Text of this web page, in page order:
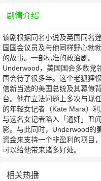
剧情介绍
该剧根据同名小说及英国同名
国国会议员及与他同样野心勃
的故事。一部标准的政治剧。
Underwood，美国国会多数党
国会待了很多年。这个老狐狸
信新当选的美国总统及其幕僚
台。他在立法问题上多次与现
的年轻女记者（Kate Mara）
与这名女记者陷入「通奸」丑
影。与此同时，Underwood的
资金来支持一个非盈利的项目
可以给他带来诸多好处。
相关热播